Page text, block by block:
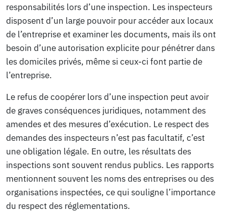
responsabilités lors d’une inspection. Les inspecteurs
disposent d’un large pouvoir pour accéder aux locaux
de l’entreprise et examiner les documents, mais ils ont
besoin d’une autorisation explicite pour pénétrer dans
les domiciles privés, même si ceux-ci font partie de
l’entreprise.
Le refus de coopérer lors d’une inspection peut avoir
de graves conséquences juridiques, notamment des
amendes et des mesures d’exécution. Le respect des
demandes des inspecteurs n’est pas facultatif, c’est
une obligation légale. En outre, les résultats des
inspections sont souvent rendus publics. Les rapports
mentionnent souvent les noms des entreprises ou des
organisations inspectées, ce qui souligne l’importance
du respect des réglementations.